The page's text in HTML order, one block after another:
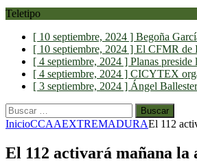
Teletipo
[ 10 septiembre, 2024 ] Begoña
[ 10 septiembre, 2024 ] El CFMR de
[ 4 septiembre, 2024 ] Planas
[ 4 septiembre, 2024 ] CICYTEX
[ 3 septiembre, 2024 ] Ángel
Buscar:
InicioCCAAEXTREMADURAEl 112
El 112 activará mañana